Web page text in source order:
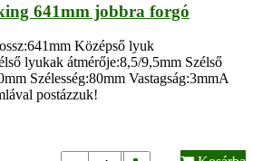
641mm jobbra forgó
Középső lyuk
lyukak átmérője:8,5/9,5mm Szélső
Szélesség:80mm Vastagság:3mmA
postázzuk!